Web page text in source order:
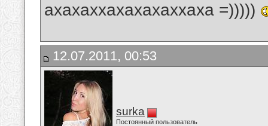
ахахаххахахахаххаха =)))))
12.07.2011, 00:53
surka
Постоянный пользователь